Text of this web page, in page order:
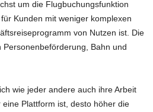
um die Flugbuchungsfunktion
Kunden mit weniger komplexen
von Nutzen ist. Die
Bahn und
wie jeder andere auch ihre Arbeit
Plattform ist, desto höher die